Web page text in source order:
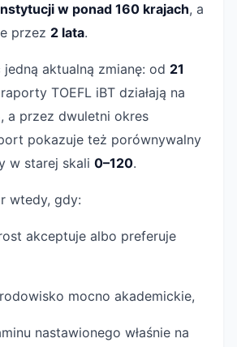
w ponad 160 krajach, a
przez 2 lata.
aktualną zmianę: od 21
raporty TOEFL iBT działają na
, a przez dwuletni okres
pokazuje też porównywalny
w starej skali 0–120.
wtedy, gdy:
akceptuje albo preferuje
mocno akademickie,
nastawionego właśnie na